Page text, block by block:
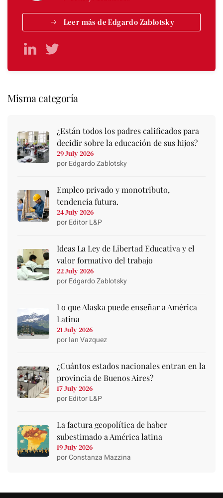
Leer más de Edgardo Zablotsky
Misma categoría
¿Están todos los padres calificados para
decidir sobre la educación de sus hijos?
29 July 2026
por Edgardo Zablotsky
Empleo privado y monotributo,
tendencia futura.
24 July 2026
por Editor L&P
Ideas La Ley de Libertad Educativa y el
valor formativo del trabajo
22 July 2026
por Edgardo Zablotsky
Lo que Alaska puede enseñar a América
Latina
21 July 2026
por Ian Vazquez
¿Cuántos estados nacionales entran en la
provincia de Buenos Aires?
17 July 2026
por Editor L&P
La factura geopolítica de haber
subestimado a América latina
19 July 2026
por Constanza Mazzina